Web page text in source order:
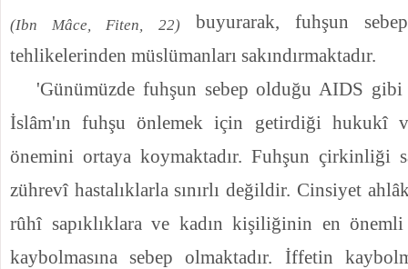
(Ibn Mâce, Fiten, 22)
buyurarak, fuhşun
tehlikelerinden müslümanları sakındırmaktadır.
'Günümüzde fuhşun sebep olduğu AIDS gibi
İslâm'ın fuhşu önlemek için getirdiği hukukî
önemini ortaya koymaktadır. Fuhşun çirkinliği
zührevî hastalıklarla sınırlı değildir. Cinsiyet
rûhî sapıklıklara ve kadın kişiliğinin en
kaybolmasına sebep olmaktadır. İffetin